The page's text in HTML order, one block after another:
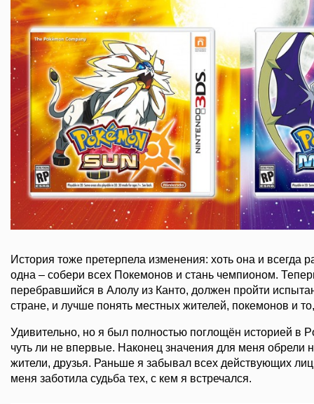
История тоже претерпела изменения: хоть она и всегда
одна – собери всех Покемонов и стань чемпионом.
перебравшийся в Алолу из Канто, должен пройти
стране, и лучше понять местных жителей, покемонов и
Удивительно, но я был полностью поглощён историей в
чуть ли не впервые. Наконец значения для меня обрели
жители, друзья. Раньше я забывал всех действующих
меня заботила судьба тех, с кем я встречался.